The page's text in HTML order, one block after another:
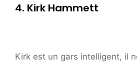
4. Kirk Hammett
Kirk est un gars intelligent, il